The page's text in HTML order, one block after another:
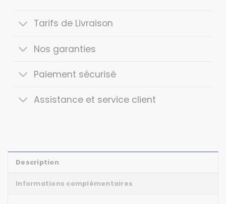
Tarifs de Livraison
Nos garanties
Paiement sécurisé
Assistance et service client
Description
Informations complémentaires